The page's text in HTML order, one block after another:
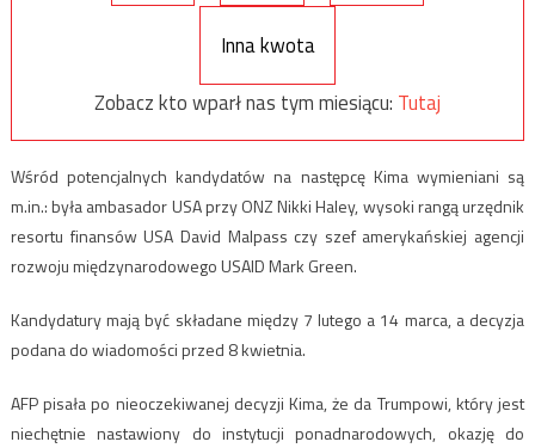
Inna kwota
Zobacz kto wparł nas tym miesiącu: Tutaj
Wśród potencjalnych kandydatów na następcę Kima wymieniani są
m.in.: była ambasador USA przy ONZ Nikki Haley, wysoki rangą urzędnik
resortu finansów USA David Malpass czy szef amerykańskiej agencji
rozwoju międzynarodowego USAID Mark Green.
Kandydatury mają być składane między 7 lutego a 14 marca, a decyzja
podana do wiadomości przed 8 kwietnia.
AFP pisała po nieoczekiwanej decyzji Kima, że da Trumpowi, który jest
niechętnie nastawiony do instytucji ponadnarodowych, okazję do